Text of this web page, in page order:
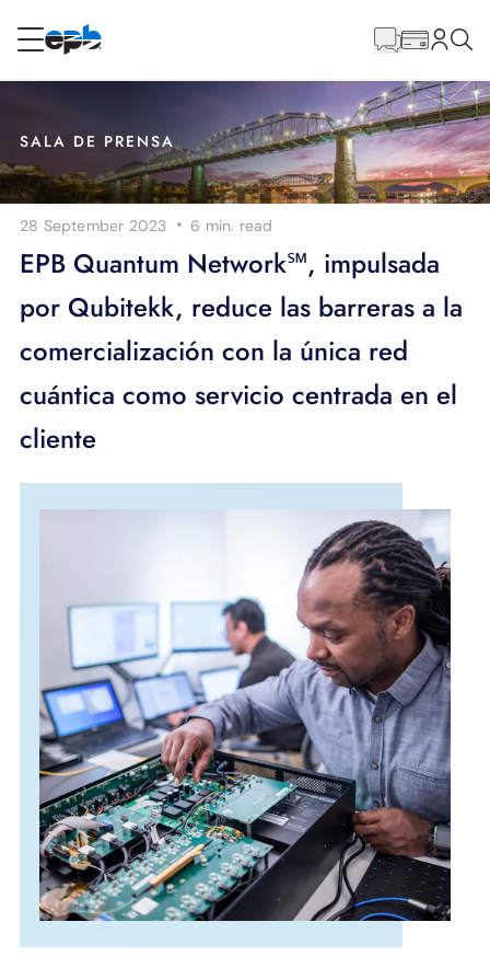
Internet
Energía
Televisión
principal
SALA DE PRENSA
28 September 2023 · 6 min. read
EPB Quantum Network℠, impulsada
por Qubitekk, reduce las barreras a la
comercialización con la única red
cuántica como servicio centrada en el
cliente